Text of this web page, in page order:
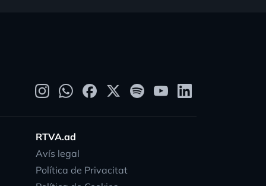
RTVA.ad
Avís legal
Política de Privacitat